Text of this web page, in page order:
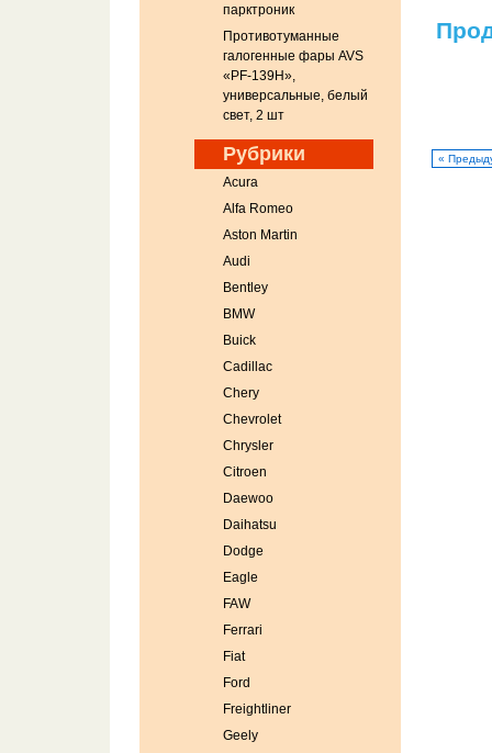
парктроник
Противотуманные
галогенные фары AVS
«PF-139H»,
универсальные, белый
свет, 2 шт
Рубрики
Acura
Alfa Romeo
Aston Martin
Audi
Bentley
BMW
Buick
Cadillac
Chery
Chevrolet
Chrysler
Citroen
Daewoo
Daihatsu
Dodge
Eagle
FAW
Ferrari
Fiat
Ford
Freightliner
Geely
«